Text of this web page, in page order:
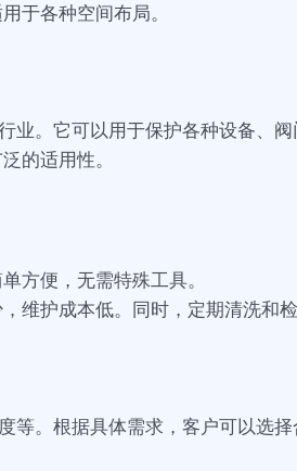
于各种空间布局。
业。它可以用于保护各种设备、
的适用性。
方便，无需特殊工具。
维护成本低。同时，定期清洗和
等。根据具体需求，客户可以选